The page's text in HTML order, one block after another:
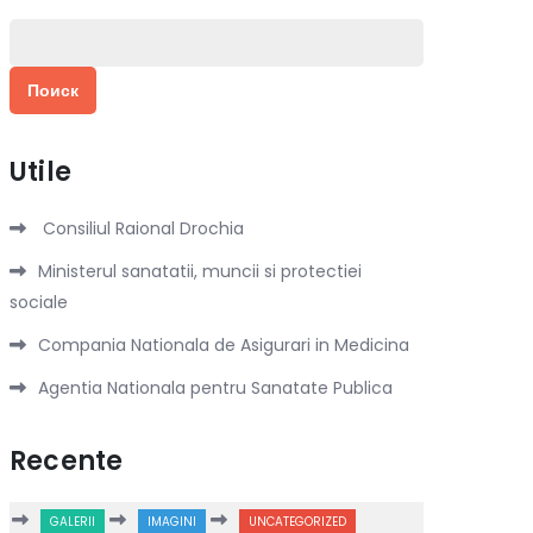
Utile
Consiliul Raional Drochia
Ministerul sanatatii, muncii si protectiei
sociale
Compania Nationala de Asigurari in Medicina
Agentia Nationala pentru Sanatate Publica
Recente
GALERII IMAGINI UNCATEGORIZED